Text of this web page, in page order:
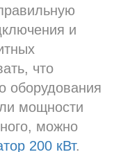
и
что
оборудования
мощности
можно
200 кВт.